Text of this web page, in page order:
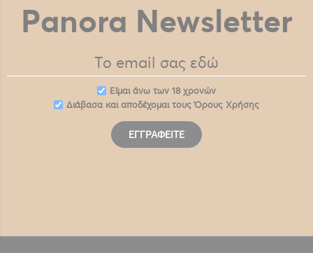
Panora Newsletter
Eίμαι άνω των 18 χρονών
Διάβασα και αποδέχομαι τουςΌρους Χρήσης
ΕΓΓΡΑΦΕΊΤΕ